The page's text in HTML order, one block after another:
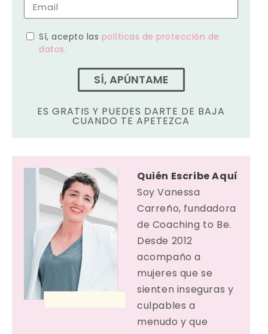
Sí, acepto las políticas de protección de
datos.
SÍ, APÚNTAME
ES GRATIS Y PUEDES DARTE DE BAJA
CUANDO TE APETEZCA
Quién Escribe Aquí
Soy Vanessa
Carreño, fundadora
de Coaching to Be.
Desde 2012
acompaño a
mujeres que se
sienten inseguras y
culpables a
menudo y que